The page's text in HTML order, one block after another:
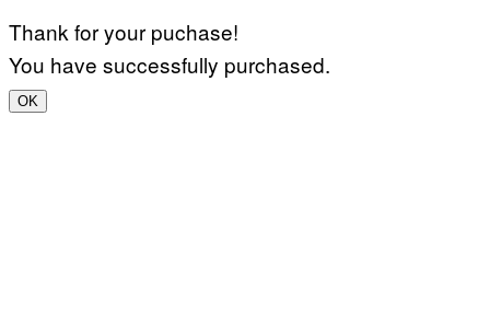
Thank for your puchase!
You have successfully purchased.
OK